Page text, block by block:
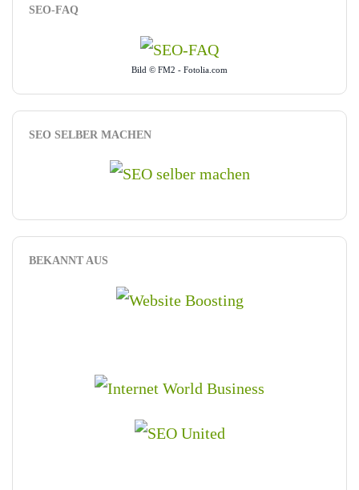
SEO-FAQ
Bild © FM2 - Fotolia.com
SEO SELBER MACHEN
BEKANNT AUS